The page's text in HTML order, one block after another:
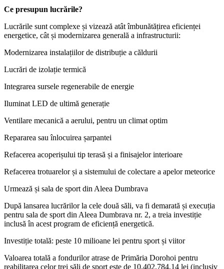
Ce presupun lucrările?
Lucrările sunt complexe și vizează atât îmbunătățirea eficienței
energetice, cât și modernizarea generală a infrastructurii:
Modernizarea instalațiilor de distribuție a căldurii
Lucrări de izolație termică
Integrarea sursele regenerabile de energie
Iluminat LED de ultimă generație
Ventilare mecanică a aerului, pentru un climat optim
Repararea sau înlocuirea șarpantei
Refacerea acoperișului tip terasă și a finisajelor interioare
Refacerea trotuarelor și a sistemului de colectare a apelor meteorice
Urmează și sala de sport din Aleea Dumbrava
După lansarea lucrărilor la cele două săli, va fi demarată și execuția
pentru sala de sport din Aleea Dumbrava nr. 2, a treia investiție
inclusă în acest program de eficiență energetică.
Investiție totală: peste 10 milioane lei pentru sport și viitor
Valoarea totală a fondurilor atrase de Primăria Dorohoi pentru
reabilitarea celor trei săli de sport este de 10.402.784,14 lei (inclusiv